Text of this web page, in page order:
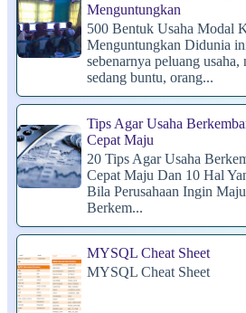
Menguntungkan
500 Bentuk Usaha Modal
Menguntungkan Didunia
sebenarnya peluang
sedang buntu, orang...
Tips Agar Usaha
Cepat Maju
20 Tips Agar Usaha
Cepat Maju Dan 10 Hal
Bila Perusahaan Ingin
Berkem...
MYSQL Cheat Sheet
MYSQL Cheat Sheet